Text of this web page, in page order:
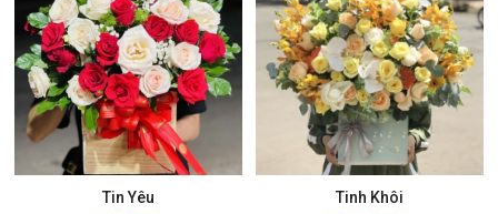
Tin Yêu
Mua ngay
Tinh Khôi
Mua ngay